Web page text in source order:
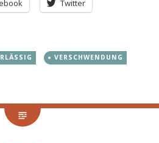
Twitter
VERSCHWENDUNG